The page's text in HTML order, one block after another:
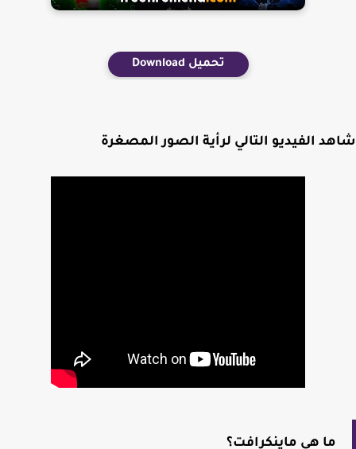
تحميل Download
الفيديو التالي لرأية الصور المصغرة
ما هي ماينكرافت؟